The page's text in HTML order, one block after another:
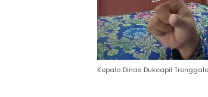
Kepala Dinas Dukcapil